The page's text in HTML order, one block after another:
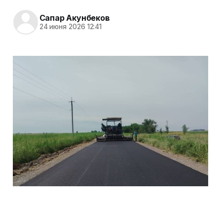
Сапар Акунбеков
24 июня 2026 12:41